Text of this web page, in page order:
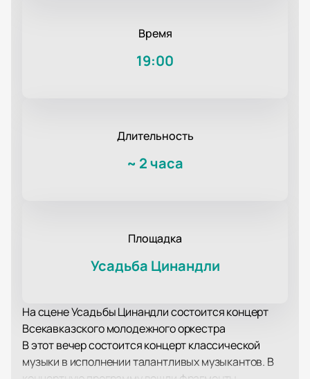
Время
19:00
Длительность
~ 2 часа
Площадка
Усадьба Цинандли
На сцене Усадьбы Цинандли состоится концерт
Всекавказского молодежного оркестра
В этот вечер состоится концерт классической
музыки в исполнении талантливых музыкантов. В